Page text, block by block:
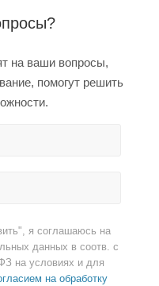
на ваши вопросы,
помогут решить
я соглашаюсь на
данных в соотв. с
на условиях и для
на обработку